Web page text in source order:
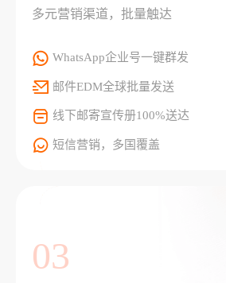
多元营销渠道，批量触达
WhatsApp企业号一键群发
邮件EDM全球批量发送
线下邮寄宣传册100%送达
短信营销，多国覆盖
03